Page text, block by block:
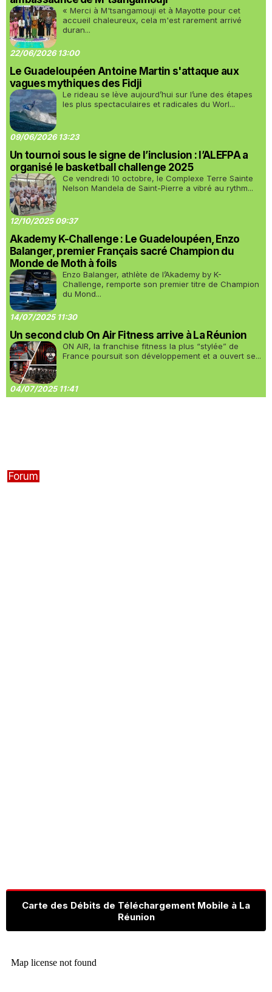
« Merci à M'tsangamouji et à Mayotte pour cet
accueil chaleureux, cela m'est rarement arrivé
duran...
22/06/2026 13:00
Le Guadeloupéen Antoine Martin s'attaque aux
vagues mythiques des Fidji
Le rideau se lève aujourd’hui sur l’une des étapes
les plus spectaculaires et radicales du Worl...
09/06/2026 13:23
Un tournoi sous le signe de l’inclusion : l’ALEFPA a
organisé le basketball challenge 2025
Ce vendredi 10 octobre, le Complexe Terre Sainte
Nelson Mandela de Saint-Pierre a vibré au rythm...
12/10/2025 09:37
Akademy K-Challenge : Le Guadeloupéen, Enzo
Balanger, premier Français sacré Champion du
Monde de Moth à foils
Enzo Balanger, athlète de l’Akademy by K-
Challenge, remporte son premier titre de Champion
du Mond...
14/07/2025 11:30
Un second club On Air Fitness arrive à La Réunion
ON AIR, la franchise fitness la plus “stylée” de
France poursuit son développement et a ouvert se...
04/07/2025 11:41
Forum
Carte des Débits de Téléchargement Mobile à La
Réunion